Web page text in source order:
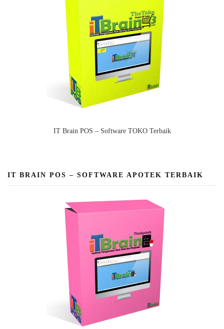
IT Brain POS – Software TOKO Terbaik
IT BRAIN POS – SOFTWARE APOTEK TERBAIK